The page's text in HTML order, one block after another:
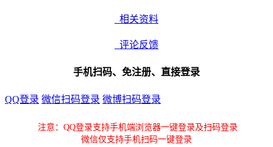
相关资料
评论反馈
手机扫码、免注册、直接登录
QQ登录 微信扫码登录 微博扫码登录
注意：QQ登录支持手机端浏览器一键登录及扫码登录
微信仅支持手机扫码一键登录